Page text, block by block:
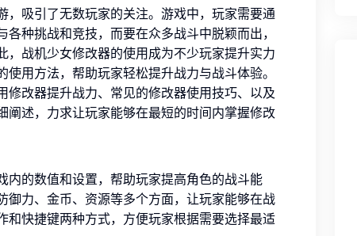
，吸引了无数玩家的关注。游戏中，玩家需要通
种挑战和竞技，而要在众多战斗中脱颖而出，
战机少女修改器的使用成为不少玩家提升实力
用方法，帮助玩家轻松提升战力与战斗体验。
改器提升战力、常见的修改器使用技巧、以及
阐述，力求让玩家能够在最短的时间内掌握修改
内的数值和设置，帮助玩家提高角色的战斗能
御力、金币、资源等多个方面，让玩家能够在战
和快捷键两种方式，方便玩家根据需要选择最适